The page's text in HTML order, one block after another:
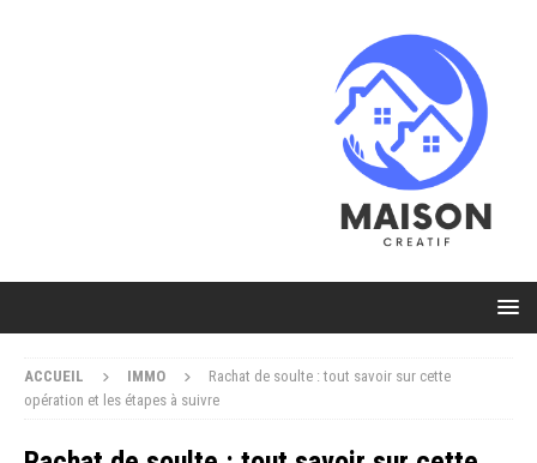
ACCUEIL IMMO
Rachat de soulte : tout savoir sur cette
opération et les étapes à suivre